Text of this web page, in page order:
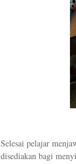
Selesai pelajar
disediakan bagi